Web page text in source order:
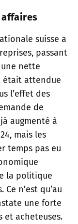
suisse a
passant
une nette
était attendue
l’effet des
de
augmenté à
mais les
temps pas eu
la politique
n’est qu’au
une forte
et acheteuses.